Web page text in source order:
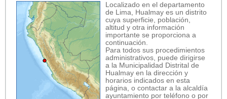
Localizado en el departamento
de Lima, Hualmay es un distrito
cuya superficie, población,
altitud y otra información
importante se proporciona a
continuación.
Para todos sus procedimientos
administrativos, puede dirigirse
a la Municipalidad Distrital de
Hualmay en la dirección y
horarios indicados en esta
página, o contactar a la alcaldía
ayuntamiento por teléfono o por